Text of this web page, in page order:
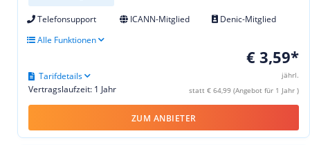
Telefonsupport ICANN-Mitglied
Denic-Mitglied
Alle Funktionen
€ 3,59*
jährl.
statt € 64,99 (Angebot für 1 Jahr )
Vertragslaufzeit: 1 Jahr
Tarifdetails
ZUM ANBIETER